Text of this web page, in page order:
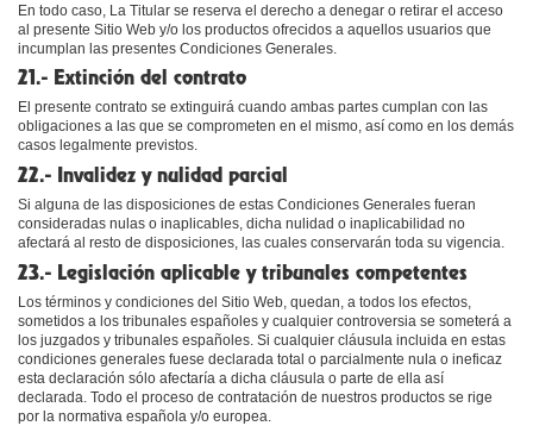
En todo caso, La Titular se reserva el derecho a denegar o retirar el acceso
al presente Sitio Web y/o los productos ofrecidos a aquellos usuarios que
incumplan las presentes Condiciones Generales.
21.- Extinción del contrato
El presente contrato se extinguirá cuando ambas partes cumplan con las
obligaciones a las que se comprometen en el mismo, así como en los demás
casos legalmente previstos.
22.- Invalidez y nulidad parcial
Si alguna de las disposiciones de estas Condiciones Generales fueran
consideradas nulas o inaplicables, dicha nulidad o inaplicabilidad no
afectará al resto de disposiciones, las cuales conservarán toda su vigencia.
23.- Legislación aplicable y tribunales competentes
Los términos y condiciones del Sitio Web, quedan, a todos los efectos,
sometidos a los tribunales españoles y cualquier controversia se someterá a
los juzgados y tribunales españoles. Si cualquier cláusula incluida en estas
condiciones generales fuese declarada total o parcialmente nula o ineficaz
esta declaración sólo afectaría a dicha cláusula o parte de ella así
declarada. Todo el proceso de contratación de nuestros productos se rige
por la normativa española y/o europea.